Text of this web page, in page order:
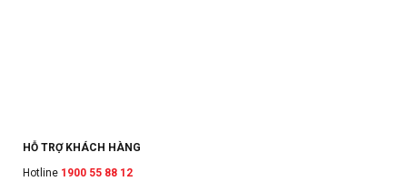
HỖ TRỢ KHÁCH HÀNG
Hotline 1900 55 88 12